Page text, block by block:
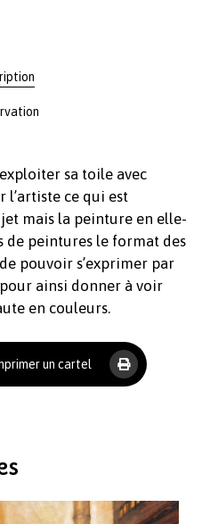
est vide.
sa toile avec
l’artiste ce qui est
mais la peinture en elle-
de peintures le format des
pouvoir s’exprimer par
ainsi donner à voir
en couleurs.
un cartel